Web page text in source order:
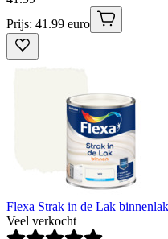
Prijs: 41.99 euro
Flexa Strak in de Lak
Veel verkocht